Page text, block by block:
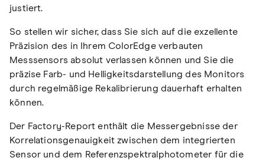
justiert.
So stellen wir sicher, dass Sie sich auf die exzellente
Präzision des in Ihrem ColorEdge verbauten
Messsensors absolut verlassen können und Sie die
präzise Farb- und Helligkeitsdarstellung des Monitors
durch regelmäßige Rekalibrierung dauerhaft erhalten
können.
Der Factory-Report enthält die Messergebnisse der
Korrelationsgenauigkeit zwischen dem integrierten
Sensor und dem Referenzspektralphotometer für die